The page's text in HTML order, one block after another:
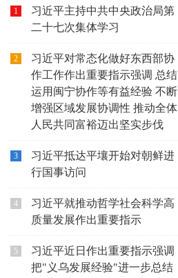
1
习近平主持中共中央政治局第
二十七次集体学习
2
习近平对常态化做好东西部协
作工作作出重要指示强调 总结
运用闽宁协作等有益经验 不断
增强区域发展协调性 推动全体
人民共同富裕迈出坚实步伐
3
习近平抵达平壤开始对朝鲜进
行国事访问
4
习近平就推动哲学社会科学高
质量发展作出重要指示
5
习近平近日作出重要指示强调
把"义乌发展经验"进一步总结